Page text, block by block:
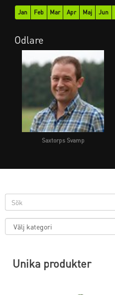
Jan Feb Mar Apr Maj Jun
Odlare
Saxtorps Svamp
Unika produkter